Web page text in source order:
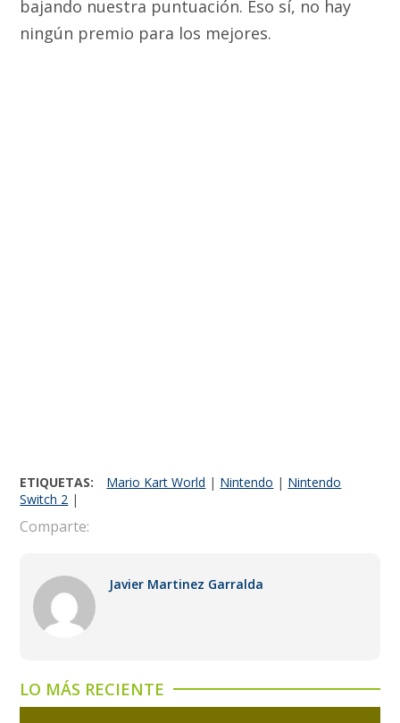
bajando nuestra puntuación. Eso sí, no hay
ningún premio para los mejores.
ETIQUETAS: Mario Kart World | Nintendo | Nintendo
Switch 2 |
Comparte:
Javier Martinez Garralda
LO MÁS RECIENTE